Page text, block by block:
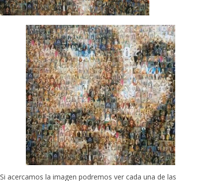
Si acercamos la imagen podremos ver cada una de las